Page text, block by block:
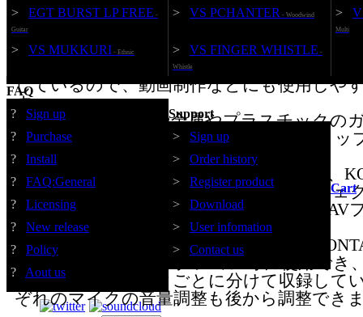
> EGT BURST LP FREE -
Guitar
> VS PCHANTER - Woodwind >
Multi
> VS MUKKURI - Ethnic > VS FINGER WHISTLE -
Whistle
FAQ
? Sign up
? Purchase
? Install
? FAQ:General
? Licensing
? New release
? Policy
? Aout us
Support
> Sign up
> Order history
> Register product
> Download
> User infomation
> Contact us
Cart
"KONTAKT" is required to use the full version.
96kHz/24bitで収録された
弾、KONTAKT用ロボット効果音音源。
しているので、動画制作などにも使用しや
す。
モーターの駆動音や金属やプラスチックの
いう音などを収録。 メイン、サイド、トッ
クで収録しています。
（残響の具合やＥＱやコンプレッサーは、
て調整することができます。全てのエフェ
れば、ほぼ原音と同じ音となります。WAV
ェクトがかかっていない音です。）
非圧縮のWAVで収録されている音は、
のままポストプロダクション等に使用でき
での収録物はマイクごとに分けて収録して
ぞれのマイクの音量調整も後から調整でき